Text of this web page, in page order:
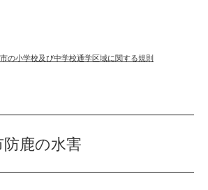
の小学校及び中学校通学区域に関する規則
防鹿の水害